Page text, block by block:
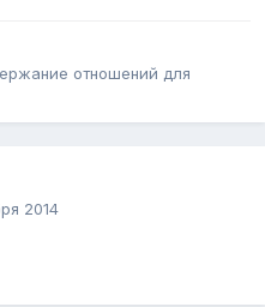
отношений для
2014